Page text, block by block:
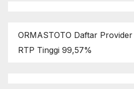
ORMASTOTO Daftar
RTP Tinggi 99,57%